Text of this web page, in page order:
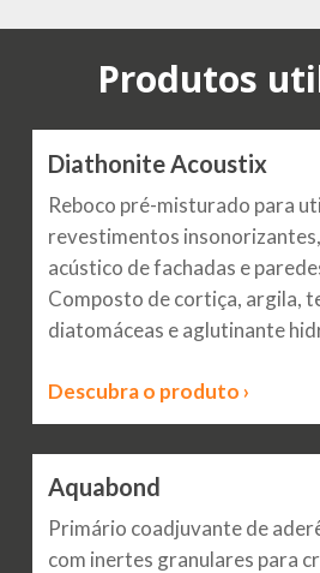
Produtos
Diathonite Acoustix
Reboco pré-misturado para
revestimentos
acústico de fachadas e
Composto de cortiça, argila,
diatomáceas e aglutinante
Descubra o produto ›
Aquabond
Primário coadjuvante de
com inertes granulares para